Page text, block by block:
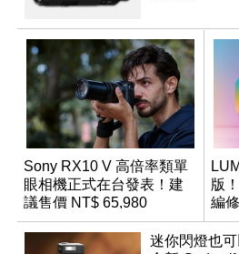
Sony RX10 V 高倍率類單
眼相機正式在台發表！建
議售價 NT$ 65,980
版
編
迷你閃燈也